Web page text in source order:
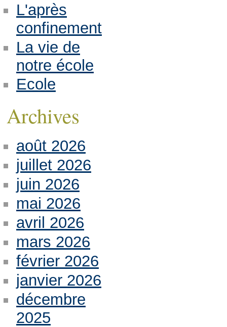
L'après
confinement
La vie de
notre école
Ecole
Archives
août 2026
juillet 2026
juin 2026
mai 2026
avril 2026
mars 2026
février 2026
janvier 2026
décembre
2025